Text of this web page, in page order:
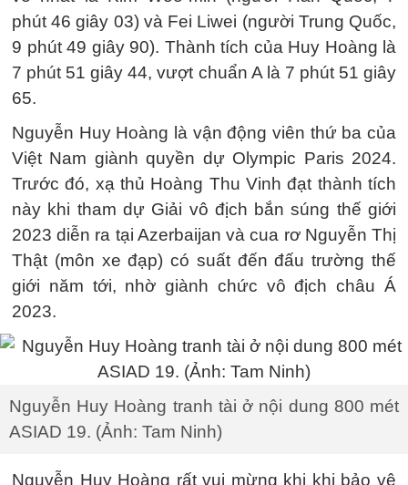
phút 46 giây 03) và Fei Liwei (người Trung Quốc,
9 phút 49 giây 90). Thành tích của Huy Hoàng là
7 phút 51 giây 44, vượt chuẩn A là 7 phút 51 giây
65.
Nguyễn Huy Hoàng là vận động viên thứ ba của
Việt Nam giành quyền dự Olympic Paris 2024.
Trước đó, xạ thủ Hoàng Thu Vinh đạt thành tích
này khi tham dự Giải vô địch bắn súng thế giới
2023 diễn ra tại Azerbaijan và cua rơ Nguyễn Thị
Thật (môn xe đạp) có suất đến đấu trường thế
giới năm tới, nhờ giành chức vô địch châu Á
2023.
Nguyễn Huy Hoàng tranh tài ở nội dung 800 mét
ASIAD 19. (Ảnh: Tam Ninh)
Nguyễn Huy Hoàng rất vui mừng khi khi bảo vệ